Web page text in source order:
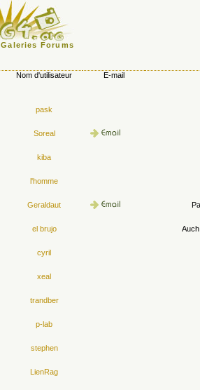
Galeries Forums
Nom d'utilisateur E-mail
pask
Soreal
kiba
l'homme
Geraldaut
el brujo
cyril
xeal
trandber
p-lab
stephen
LienRag